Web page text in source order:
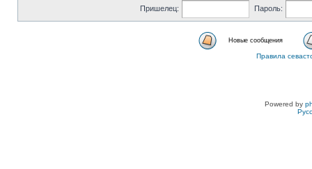
Пришелец: Пароль:
Новые сообщения
Правила
Powered by